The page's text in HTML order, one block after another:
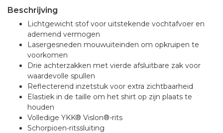
Beschrijving
Lichtgewicht stof voor uitstekende vochtafvoer en
ademend vermogen
Lasergesneden mouwuiteinden om opkruipen te
voorkomen
Drie achterzakken met vierde afsluitbare zak voor
waardevolle spullen
Reflecterend inzetstuk voor extra zichtbaarheid
Elastiek in de taille om het shirt op zijn plaats te
houden
Volledige YKK® Vislon®-rits
Schorpioen-ritssluiting